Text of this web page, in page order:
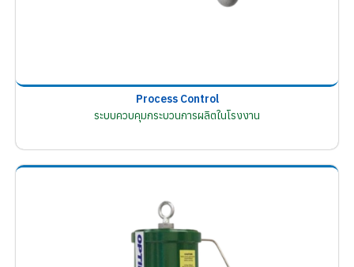
Process Control
ระบบควบคุมกระบวนการผลิตในโรงงาน